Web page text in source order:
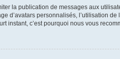
la publication de messages aux
d’avatars personnalisés, l’utilisation
instant, c’est pourquoi nous vous